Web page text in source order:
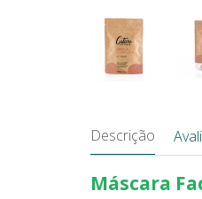
Descrição
Máscara